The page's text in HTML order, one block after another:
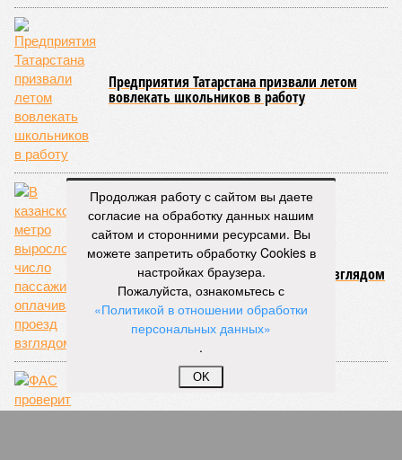
Предприятия Татарстана призвали летом
вовлекать школьников в работу
В казанском метро выросло число
пассажиров, оплачивающих проезд взглядом
Продолжая работу с сайтом вы даете
согласие на обработку данных нашим
сайтом и сторонними ресурсами. Вы
можете запретить обработку Cookies в
настройках браузера.
Пожалуйста, ознакомьтесь с
«Политикой в отношении обработки
персональных данных»
.
OK